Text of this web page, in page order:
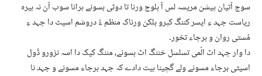
سوچ آتیان پیشن مریسہ لس آ بلوچ ورنا تا دوٹی بسونے ہرانا سوب آن نہ بیرہ
ریاست جہد ءِ ایسر کننگ کپرو بلکن ورناک منظم ءُ دروشم اسیٹ دا جہد ءِ
مُستی روان و برجاء تخور۔
دا وار جہد اٹ الّمی تسلسل خننگ اٹ بسونے، مننگ کیک دا اسہ نزورو ڈَول
اسیٹی برجاء مسونے ولے گچینا ہیت دادے کہ جہد برجاء مسونے و جہد نا